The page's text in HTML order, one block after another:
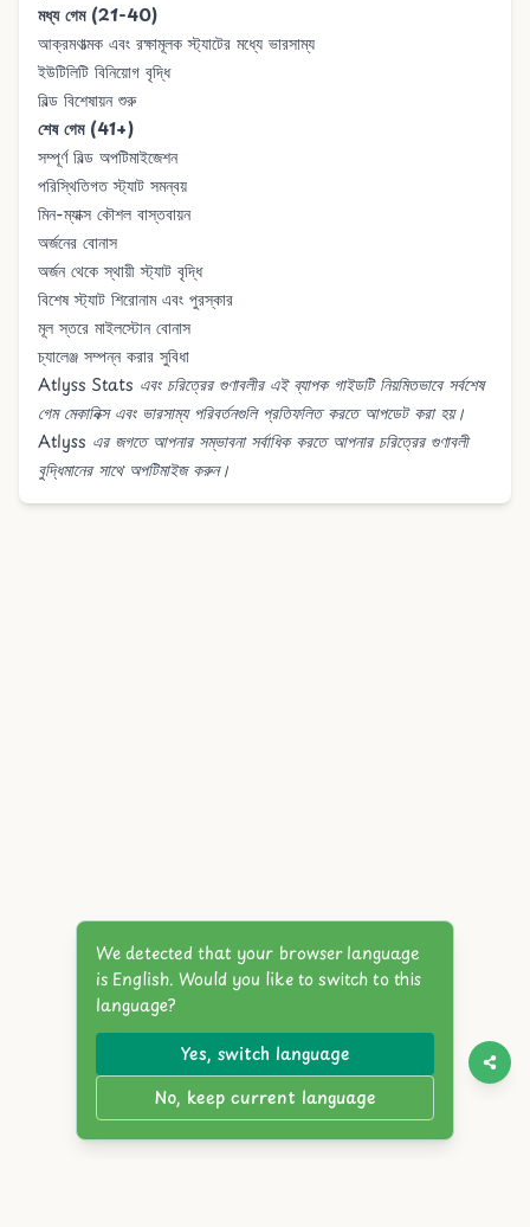
মধ্য গেম (21-40)
আক্রমণাত্মক এবং রক্ষামূলক স্ট্যাটের মধ্যে ভারসাম্য
ইউটিলিটি বিনিয়োগ বৃদ্ধি
বিল্ড বিশেষায়ন শুরু
শেষ গেম (41+)
সম্পূর্ণ বিল্ড অপটিমাইজেশন
পরিস্থিতিগত স্ট্যাট সমন্বয়
মিন-ম্যাক্স কৌশল বাস্তবায়ন
অর্জনের বোনাস
অর্জন থেকে স্থায়ী স্ট্যাট বৃদ্ধি
বিশেষ স্ট্যাট শিরোনাম এবং পুরস্কার
মূল স্তরে মাইলস্টোন বোনাস
চ্যালেঞ্জ সম্পন্ন করার সুবিধা
Atlyss Stats এবং চরিত্রের গুণাবলীর এই ব্যাপক গাইডটি নিয়মিতভাবে সর্বশেষ
গেম মেকানিক্স এবং ভারসাম্য পরিবর্তনগুলি প্রতিফলিত করতে আপডেট করা হয়।
Atlyss এর জগতে আপনার সম্ভাবনা সর্বাধিক করতে আপনার চরিত্রের গুণাবলী
বুদ্ধিমানের সাথে অপটিমাইজ করুন।
We detected that your browser language
is English. Would you like to switch to this
language?
Yes, switch language
No, keep current language